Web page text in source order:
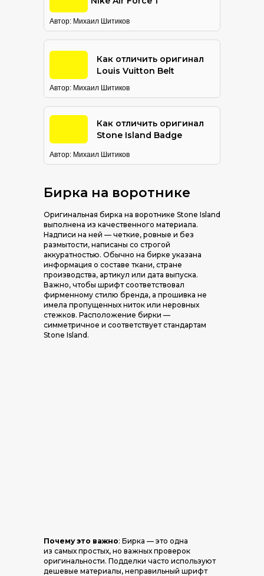
Автор: Михаил Шитиков
Как отличить оригинал
Louis Vuitton Belt
Автор: Михаил Шитиков
Как отличить оригинал
Stone Island Badge
Автор: Михаил Шитиков
Оригинальная бирка на воротнике Stone Island
выполнена из качественного материала.
Надписи на ней — четкие, ровные и без
размытости, написаны со строгой
аккуратностью. Обычно на бирке указана
информация о составе ткани, стране
производства, артикул или дата выпуска.
Важно, чтобы шрифт соответствовал
фирменному стилю бренда, а прошивка не
имела пропущенных ниток или неровных
стежков. Расположение бирки —
симметричное и соответствует стандартам
Stone Island.
Бирка на воротнике
Почему это важно: Бирка — это одна
из самых простых, но важных проверок
оригинальности. Подделки часто используют
дешевые материалы, неправильный шрифт